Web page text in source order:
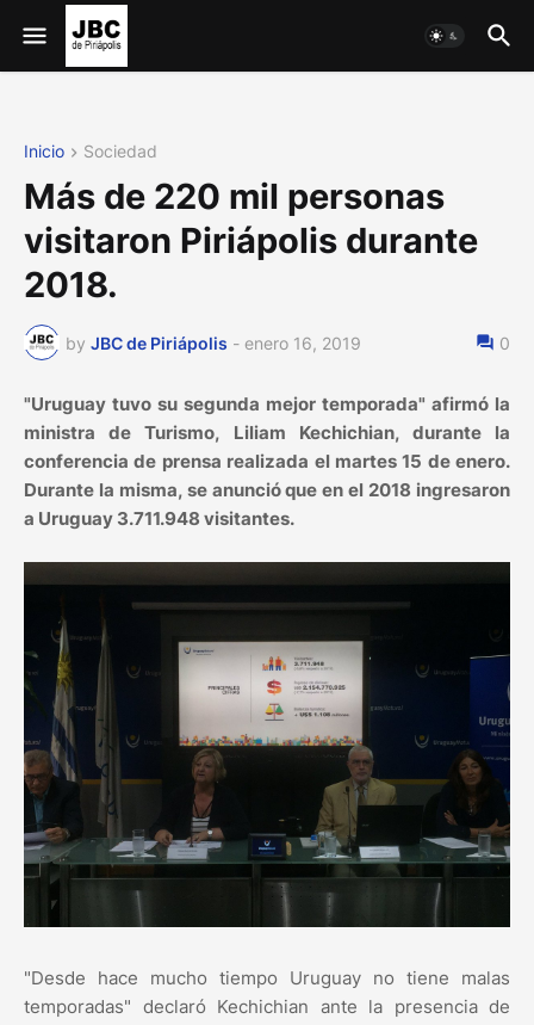
Inicio Sociedad
Más de 220 mil personas
visitaron Piriápolis durante
2018.
by JBC de Piriápolis - enero 16, 2019 0
"Uruguay tuvo su segunda mejor temporada" afirmó la
ministra de Turismo, Liliam Kechichian, durante la
conferencia de prensa realizada el martes 15 de enero.
Durante la misma, se anunció que en el 2018 ingresaron
a Uruguay 3.711.948 visitantes.
"Desde hace mucho tiempo Uruguay no tiene malas
temporadas" declaró Kechichian ante la presencia de